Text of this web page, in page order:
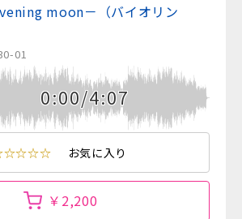
moon－（バイオリン
01
0:00/4:07
お気に入り
￥2,200